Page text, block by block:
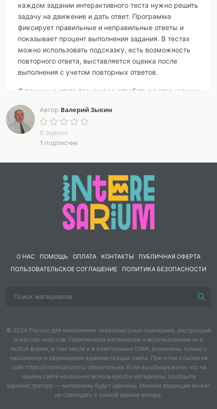
каждом задании интерактивного теста нужно решить
задачу на движение и дать ответ. Программа
фиксирует правильные и неправильные ответы и
показывает процент выполнения задания. В тестах
можно использовать подсказку, есть возможность
повторного ответа, выставляется оценка после
выполнения с учетом повторных ответов.
С помощью этого тренажера отрабатываются навыки
Тренажер может быть использован для работы с
учащимися на уроке, для самостоятельной
индивидуальной работы, для подготовки к ОГЭ. В
Файлы копируются и могут быть выданы любому
интересующемуся данной темой учащемуся.
Автор Валерий Зыкин
0 оценок
1 подписчик
О НАС ПОМОЩЬ ОПЛАТА КОНТАКТЫ
ПУБЛИЧНАЯ ОФЕРТА
ПОЛЬЗОВАТЕЛЬСКОЕ СОГЛАШЕНИЕ
ПОЛИТИКА БЕЗОПАСНОСТИ
© 2024 Ресурс для накопления первоклассных сценариев, инструкций
и мастер-классов. Перепечатка материалов и использование их в
любой форме, в том числе и в электронных СМИ, возможны только с
письменного разрешения администрации сайта. При этом ссылка на
сайт https://interesarium.ru/ обязательна. Если вы обнаружили, что на
нашем сайте незаконно используются материалы, сообщите
администратору — материалы будут удалены. Мнение редакции может
не совпадать с точкой зрения автора.